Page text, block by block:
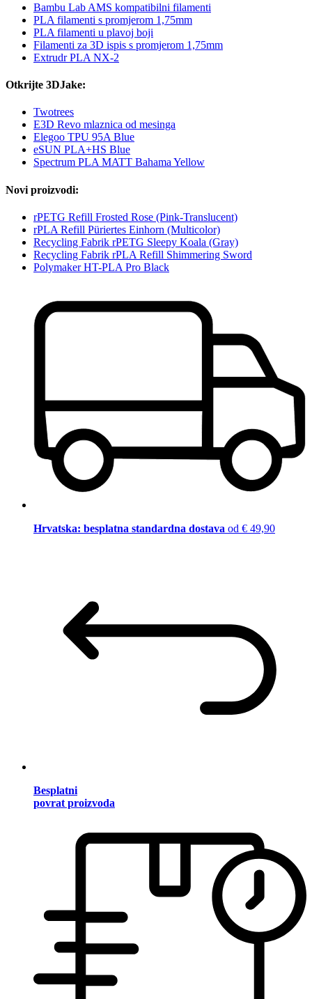
Bambu Lab AMS kompatibilni filamenti
PLA filamenti s promjerom 1,75mm
PLA filamenti u plavoj boji
Filamenti za 3D ispis s promjerom 1,75mm
Extrudr PLA NX-2
Otkrijte 3DJake:
Twotrees
E3D Revo mlaznica od mesinga
Elegoo TPU 95A Blue
eSUN PLA+HS Blue
Spectrum PLA MATT Bahama Yellow
Novi proizvodi:
rPETG Refill Frosted Rose (Pink-Translucent)
rPLA Refill Püriertes Einhorn (Multicolor)
Recycling Fabrik rPETG Sleepy Koala (Gray)
Recycling Fabrik rPLA Refill Shimmering Sword
Polymaker HT-PLA Pro Black
Hrvatska: besplatna standardna dostava od € 49,90
Besplatni
povrat proizvoda